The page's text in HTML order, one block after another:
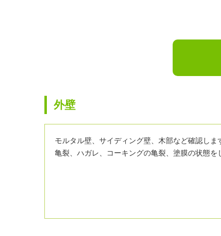
外壁
モルタル壁、サイディング壁、木部など確認しま
亀裂、ハガレ、コーキングの亀裂、塗膜の状態を